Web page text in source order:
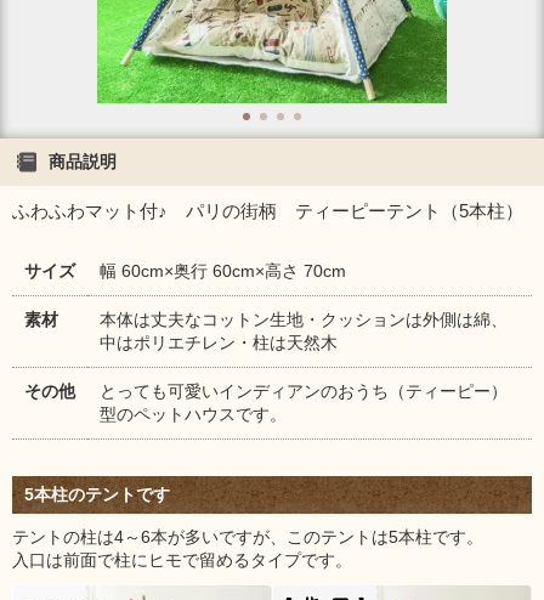
商品説明
ふわふわマット付♪ パリの街柄 ティーピーテント（5本柱）
サイズ 幅 60cm×奥行 60cm×高さ 70cm
素材
本体は丈夫なコットン生地・クッションは外側は綿、
中はポリエチレン・柱は天然木
その他
とっても可愛いインディアンのおうち（ティーピー）
型のペットハウスです。
5本柱のテントです
テントの柱は4～6本が多いですが、このテントは5本柱です。
入口は前面で柱にヒモで留めるタイプです。